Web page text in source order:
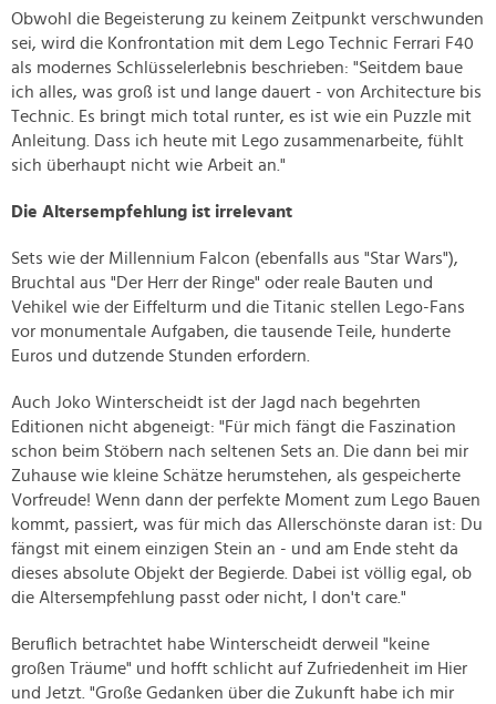
Obwohl die Begeisterung zu keinem Zeitpunkt verschwunden
sei, wird die Konfrontation mit dem Lego Technic Ferrari F40
als modernes Schlüsselerlebnis beschrieben: "Seitdem baue
ich alles, was groß ist und lange dauert - von Architecture bis
Technic. Es bringt mich total runter, es ist wie ein Puzzle mit
Anleitung. Dass ich heute mit Lego zusammenarbeite, fühlt
sich überhaupt nicht wie Arbeit an."
Die Altersempfehlung ist irrelevant
Sets wie der Millennium Falcon (ebenfalls aus "Star Wars"),
Bruchtal aus "Der Herr der Ringe" oder reale Bauten und
Vehikel wie der Eiffelturm und die Titanic stellen Lego-Fans
vor monumentale Aufgaben, die tausende Teile, hunderte
Euros und dutzende Stunden erfordern.
Auch Joko Winterscheidt ist der Jagd nach begehrten
Editionen nicht abgeneigt: "Für mich fängt die Faszination
schon beim Stöbern nach seltenen Sets an. Die dann bei mir
Zuhause wie kleine Schätze herumstehen, als gespeicherte
Vorfreude! Wenn dann der perfekte Moment zum Lego Bauen
kommt, passiert, was für mich das Allerschönste daran ist: Du
fängst mit einem einzigen Stein an - und am Ende steht da
dieses absolute Objekt der Begierde. Dabei ist völlig egal, ob
die Altersempfehlung passt oder nicht, I don't care."
Beruflich betrachtet habe Winterscheidt derweil "keine
großen Träume" und hofft schlicht auf Zufriedenheit im Hier
und Jetzt. "Große Gedanken über die Zukunft habe ich mir